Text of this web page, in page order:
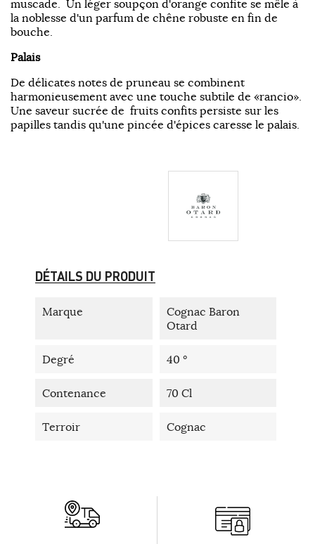
muscade. Un léger soupçon d'orange confite se mêle à
la noblesse d'un parfum de chêne robuste en fin de
bouche.
Palais
De délicates notes de pruneau se combinent
harmonieusement avec une touche subtile de «rancio».
Une saveur sucrée de fruits confits persiste sur les
papilles tandis qu'une pincée d'épices caresse le palais.
DÉTAILS DU PRODUIT
Marque
Cognac Baron
Otard
Degré 40 °
Contenance 70 Cl
Terroir Cognac